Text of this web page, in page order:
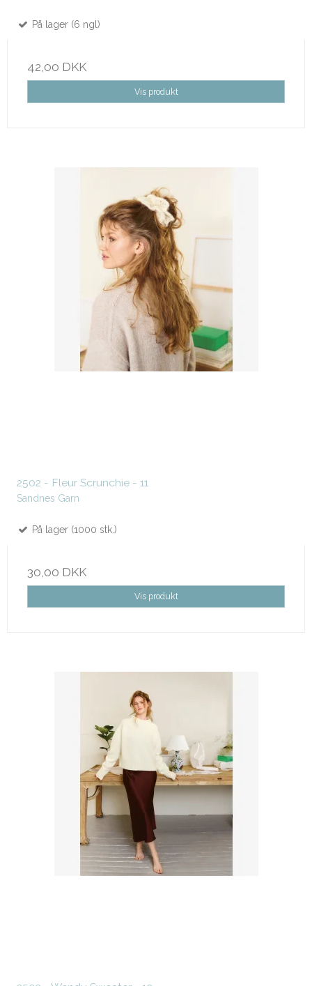
På lager (6 ngl)
42,00 DKK
Vis produkt
2502 - Fleur Scrunchie - 11
Sandnes Garn
På lager (1000 stk.)
30,00 DKK
Vis produkt